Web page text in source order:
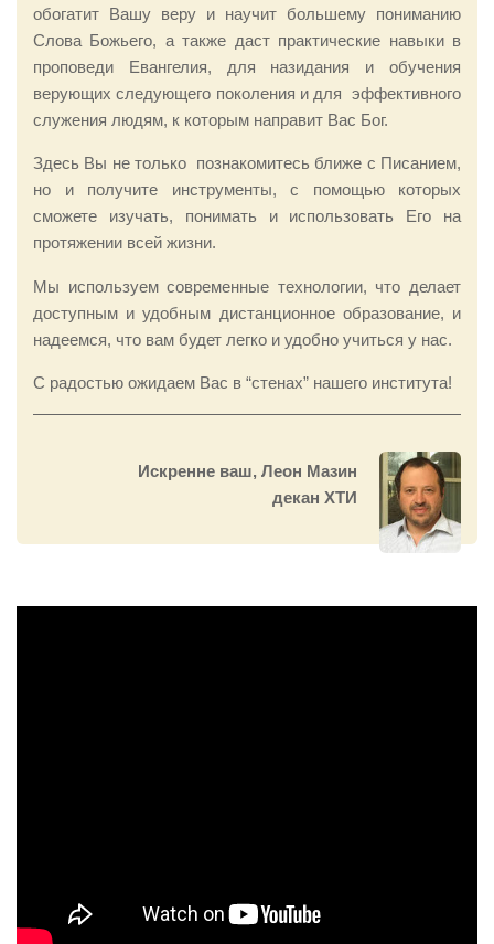
обогатит Вашу веру и научит большему пониманию
Слова Божьего, а также даст практические навыки в
проповеди Евангелия, для назидания и обучения
верующих следующего поколения и для эффективного
служения людям, к которым направит Вас Бог.
Здесь Вы не только познакомитесь ближе с Писанием,
но и получите инструменты, с помощью которых
сможете изучать, понимать и использовать Его на
протяжении всей жизни.
Мы используем современные технологии, что делает
доступным и удобным дистанционное образование, и
надеемся, что вам будет легко и удобно учиться у нас.
С радостью ожидаем Вас в “стенах” нашего института!
Искренне ваш, Леон Мазин
декан ХТИ